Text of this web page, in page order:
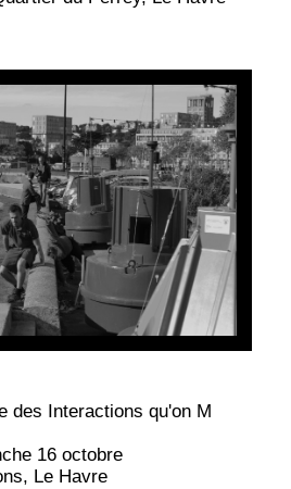
des Interactions qu'on M
16 octobre
Le Havre